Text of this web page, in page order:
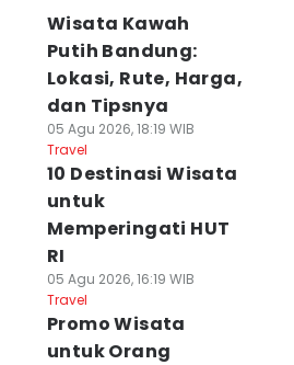
Wisata Kawah
Putih Bandung:
Lokasi, Rute, Harga,
dan Tipsnya
05 Agu 2026, 18:19 WIB
Travel
10 Destinasi Wisata
untuk
Memperingati HUT
RI
05 Agu 2026, 16:19 WIB
Travel
Promo Wisata
untuk Orang